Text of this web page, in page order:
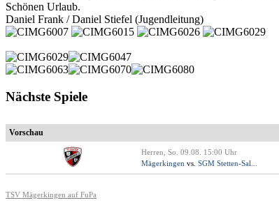
Schönen Urlaub.
Daniel Frank / Daniel Stiefel (Jugendleitung)
Nächste Spiele
Vorschau
Herren, So. 09.08. 15:00 Uhr
Mägerkingen vs. SGM Stetten-Sal...
TSV Mägerkingen auf FuPa